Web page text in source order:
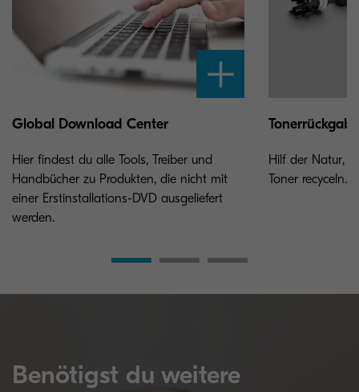
Global Download Center
Hier findest du alle Tools, Treiber und
Handbücher zu Produkten, die nicht mit
einer Erstinstallations-DVD ausgeliefert
werden.
Tonerrückgabe
Hilf der Natur,
Toner recyceln.
Benötigst du weitere